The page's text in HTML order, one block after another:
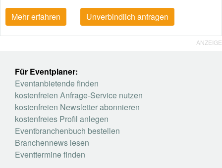
Mehr erfahren
Unverbindlich anfragen
ANZEIGE
Für Eventplaner:
Eventanbietende finden
kostenfreien Anfrage-Service nutzen
kostenfreien Newsletter abonnieren
kostenfreies Profil anlegen
Eventbranchenbuch bestellen
Branchennews lesen
Eventtermine finden